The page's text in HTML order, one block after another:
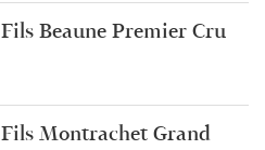
Beaune Premier Cru
Montrachet Grand